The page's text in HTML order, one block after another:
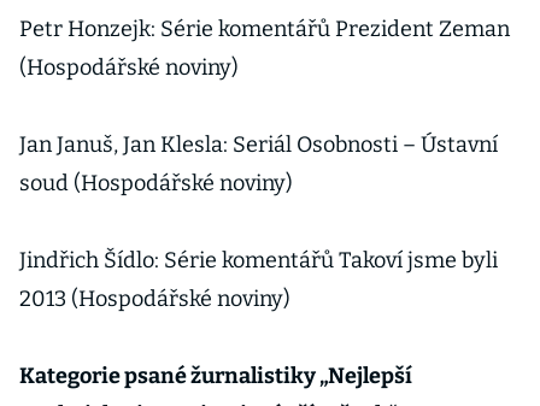
Petr Honzejk: Série komentářů Prezident Zeman
(Hospodářské noviny)
Jan Januš, Jan Klesla: Seriál Osobnosti – Ústavní
soud (Hospodářské noviny)
Jindřich Šídlo: Série komentářů Takoví jsme byli
2013 (Hospodářské noviny)
Kategorie psané žurnalistiky „Nejlepší